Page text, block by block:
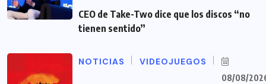
CEO de Take-Two dice que los discos “no
tienen sentido”
NOTICIAS VIDEOJUEGOS
08/08/